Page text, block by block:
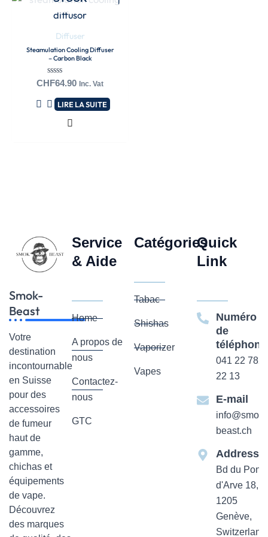
Diffuser
Steamulation Cooling Diffuser
– Carbon Black
Note
sur
5
CHF64.90 Inc. Vat
LIRE LA SUITE
Smok-
Beast
Votre
destination
incontournable
en Suisse
pour des
accessoires
de fumeur
haut de
gamme,
chichas et
équipements
de vape.
Découvrez
des marques
Service
& Aide
Home
A propos de
nous
Contactez-
nous
GTC
Catégories
Tabac
Shishas
Vaporizer
Vapes
Quick
Link
Numéro
de
téléphone
041 22 782
22 13
E-mail
info@smok-
beast.ch
Addresse
Bd du Pont-
d'Arve 18,
1205
Genève,
Switzerland